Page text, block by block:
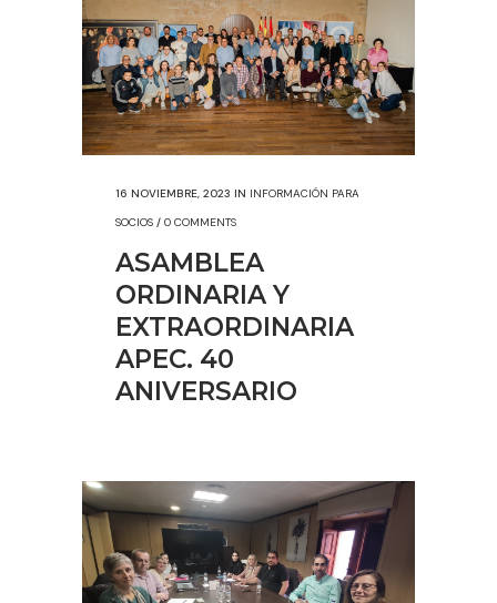
16 NOVIEMBRE, 2023 IN INFORMACIÓN PARA
SOCIOS / 0 COMMENTS
ASAMBLEA
ORDINARIA Y
EXTRAORDINARIA
APEC. 40
ANIVERSARIO